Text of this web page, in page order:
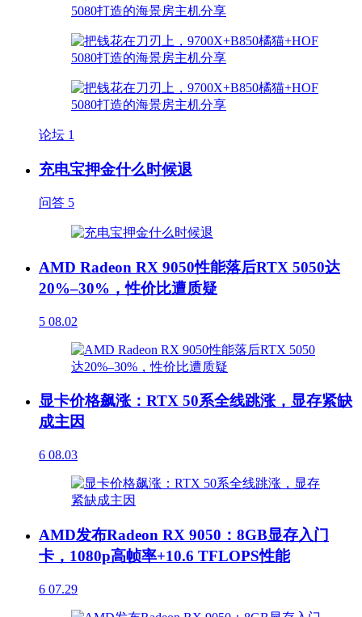
论坛 1
充电宝押金什么时候退
问答 5
AMD Radeon RX 9050性能落后RTX 5050达
20%–30%，性价比遭质疑
5 08.02
显卡价格飙涨：RTX 50系全线跳涨，显存紧缺
成主因
6 08.03
AMD发布Radeon RX 9050：8GB显存入门
卡，1080p高帧率+10.6 TFLOPS性能
6 07.29